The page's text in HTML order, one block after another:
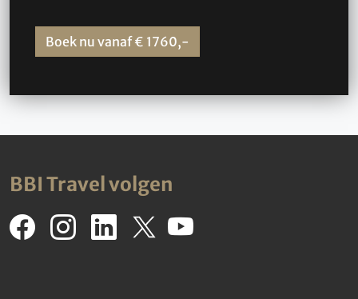
Boek nu vanaf € 1760,-
BBI Travel volgen